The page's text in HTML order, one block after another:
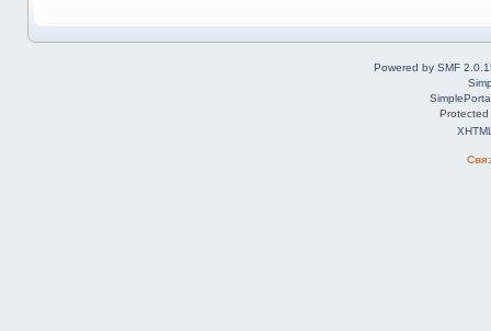
Powered by SMF